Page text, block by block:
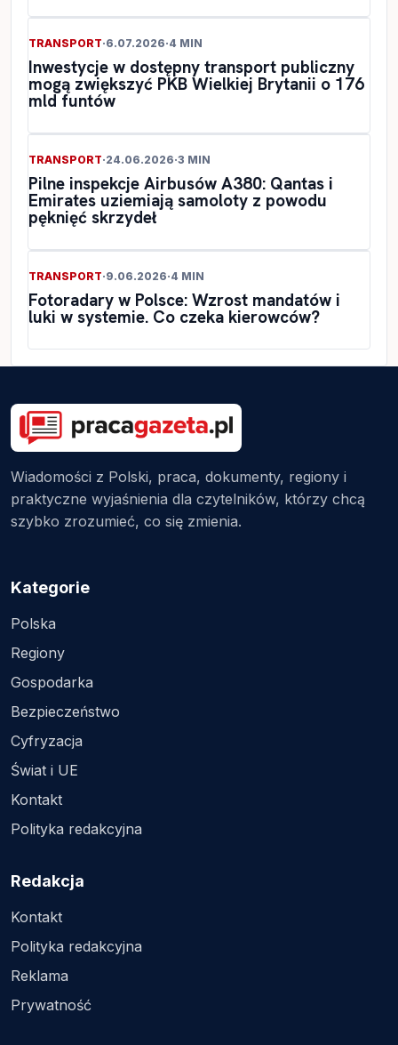
TRANSPORT·6.07.2026·4 MIN
Inwestycje w dostępny transport publiczny
mogą zwiększyć PKB Wielkiej Brytanii o 176
mld funtów
TRANSPORT·24.06.2026·3 MIN
Pilne inspekcje Airbusów A380: Qantas i
Emirates uziemiają samoloty z powodu
pęknięć skrzydeł
TRANSPORT·9.06.2026·4 MIN
Fotoradary w Polsce: Wzrost mandatów i
luki w systemie. Co czeka kierowców?
Wiadomości z Polski, praca, dokumenty, regiony i
praktyczne wyjaśnienia dla czytelników, którzy chcą
szybko zrozumieć, co się zmienia.
Kategorie
Polska
Regiony
Gospodarka
Bezpieczeństwo
Cyfryzacja
Świat i UE
Kontakt
Polityka redakcyjna
Redakcja
Kontakt
Polityka redakcyjna
Reklama
Prywatność